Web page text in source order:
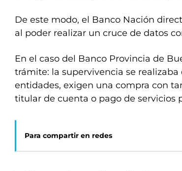
De este modo, el Banco Nación
al poder realizar un cruce de datos
En el caso del Banco Provincia de
trámite: la supervivencia se
entidades, exigen una compra con
titular de cuenta o pago de servicios
Para compartir en redes